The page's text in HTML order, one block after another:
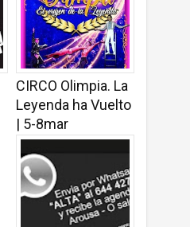
CIRCO Olimpia. La
Leyenda ha Vuelto
| 5-8mar